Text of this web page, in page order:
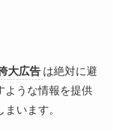
大広告 は絶対に避
ような情報を提供
います。